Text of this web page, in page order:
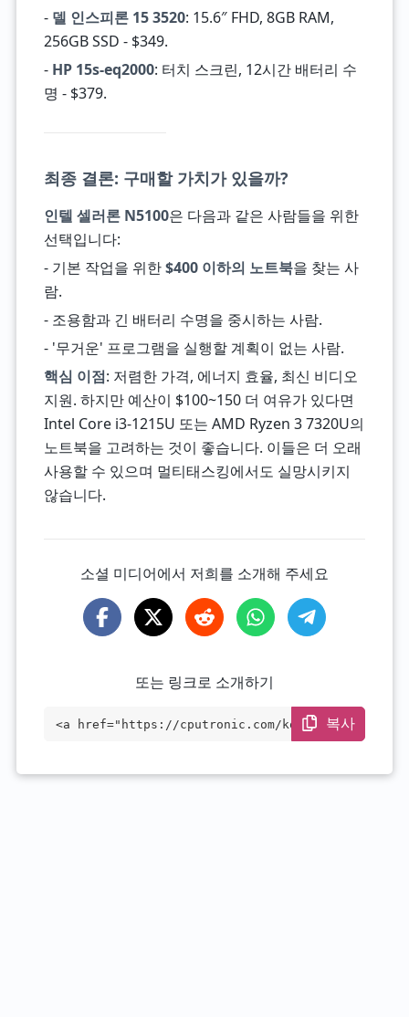
- 델 인스피론 15 3520: 15.6″ FHD, 8GB RAM,
256GB SSD - $349.
- HP 15s-eq2000: 터치 스크린, 12시간 배터리 수
명 - $379.
최종 결론: 구매할 가치가 있을까?
인텔 셀러론 N5100은 다음과 같은 사람들을 위한
선택입니다:
- 기본 작업을 위한$400 이하의 노트북을 찾는 사
람.
- 조용함과 긴 배터리 수명을 중시하는 사람.
- '무거운' 프로그램을 실행할 계획이 없는 사람.
핵심 이점: 저렴한 가격, 에너지 효율, 최신 비디오
지원. 하지만 예산이 $100~150 더 여유가 있다면
Intel Core i3-1215U 또는 AMD Ryzen 3 7320U의
노트북을 고려하는 것이 좋습니다. 이들은 더 오래
사용할 수 있으며 멀티태스킹에서도 실망시키지
않습니다.
소셜 미디어에서 저희를 소개해 주세요
또는 링크로 소개하기
<a href="https://cputronic.com/ko/cpu/in
복사